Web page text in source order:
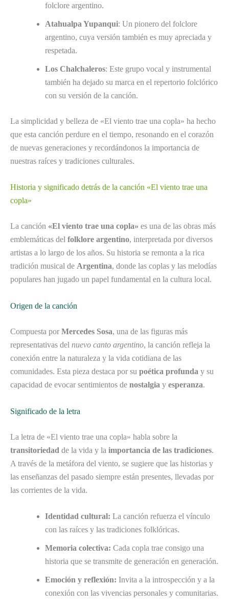
folclore argentino.
Atahualpa Yupanqui: Un pionero del folclore
argentino, cuya versión también es muy apreciada y
respetada.
Los Chalchaleros: Este grupo vocal y instrumental
también ha dejado su marca en el repertorio folclórico
con su versión de la canción.
La simplicidad y belleza de «El viento trae una copla» ha hecho
que esta canción perdure en el tiempo, resonando en el corazón
de nuevas generaciones y recordándonos la importancia de
nuestras raíces y tradiciones culturales.
Historia y significado detrás de la canción «El viento trae una
copla»
La canción «El viento trae una copla» es una de las obras más
emblemáticas del folklore argentino, interpretada por diversos
artistas a lo largo de los años. Su historia se remonta a la rica
tradición musical de Argentina, donde las coplas y las melodías
populares han jugado un papel fundamental en la cultura local.
Origen de la canción
Compuesta por Mercedes Sosa, una de las figuras más
representativas del nuevo canto argentino, la canción refleja la
conexión entre la naturaleza y la vida cotidiana de las
comunidades. Esta pieza destaca por su poética profunda y su
capacidad de evocar sentimientos de nostalgia y esperanza.
Significado de la letra
La letra de «El viento trae una copla» habla sobre la
transitoriedad de la vida y la importancia de las tradiciones.
A través de la metáfora del viento, se sugiere que las historias y
las enseñanzas del pasado siempre están presentes, llevadas por
las corrientes de la vida.
Identidad cultural: La canción refuerza el vínculo
con las raíces y las tradiciones folklóricas.
Memoria colectiva: Cada copla trae consigo una
historia que se transmite de generación en generación.
Emoción y reflexión: Invita a la introspección y a la
conexión con las vivencias personales y comunitarias.